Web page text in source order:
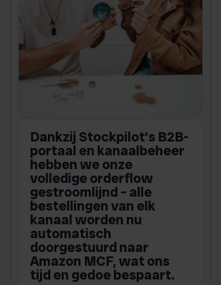
Dankzij Stockpilot’s B2B-
portaal en kanaalbeheer
hebben we onze
volledige orderflow
gestroomlijnd – alle
bestellingen van elk
kanaal worden nu
automatisch
doorgestuurd naar
Amazon MCF, wat ons
tijd en gedoe bespaart.